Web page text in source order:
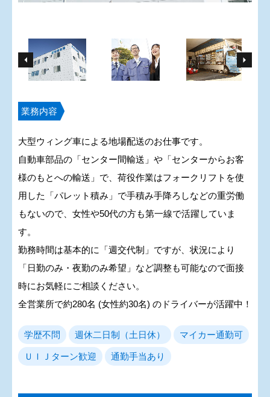
業務内容
大型ウィング車による地場配送のお仕事です。
自動車部品の「センター間輸送」や「センターからお客
様のもとへの輸送」で、荷役作業はフォークリフトを使
用した「パレット積み」で手積み手降ろしなどの重労働
もないので、女性や50代の方も第一線で活躍していま
す。
勤務時間は基本的に「週交代制」ですが、状況により
「日勤のみ・夜勤のみ希望」など調整も可能なので面接
時にお気軽にご相談ください。
全営業所で約280名 (女性約30名) のドライバーが活躍中！
学歴不問 週休二日制（土日休） マイカー通勤可
ＵＩＪターン歓迎 通勤手当あり